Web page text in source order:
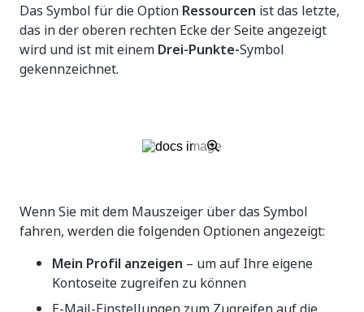
Das Symbol für die Option Ressourcen ist das letzte,
das in der oberen rechten Ecke der Seite angezeigt
wird und ist mit einem Drei-Punkte-Symbol
gekennzeichnet.
Wenn Sie mit dem Mauszeiger über das Symbol
fahren, werden die folgenden Optionen angezeigt:
Mein Profil anzeigen – um auf Ihre eigene
Kontoseite zugreifen zu können